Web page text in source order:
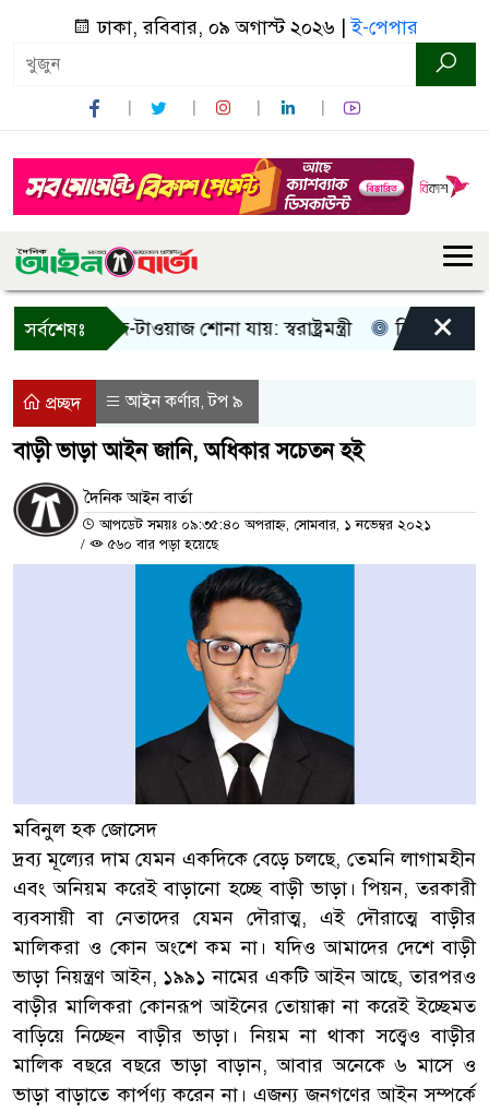
ঢাকা, রবিবার, ০৯ অগাস্ট ২০২৬ |ই-পেপার
সর্বশেষঃ
আওয়াজ-টাওয়াজ শোনা যায়: স্বরাষ্ট্রমন্ত্রী তিন দিনের
×
প্রচ্ছদ আইন কর্ণার,টপ ৯
বাড়ী ভাড়া আইন জানি, অধিকার সচেতন হই
দৈনিক আইন বার্তা
আপডেট সময়ঃ ০৯:৩৫:৪০ অপরাহ্ন, সোমবার, ১ নভেম্বর ২০২১
/
৫৬০ বার পড়া হয়েছে
মবিনুল হক জোসেদ
দ্রব্য মূল্যের দাম যেমন একদিকে বেড়ে চলছে, তেমনি লাগামহীন
এবং অনিয়ম করেই বাড়ানো হচ্ছে বাড়ী ভাড়া। পিয়ন, তরকারী
ব্যবসায়ী বা নেতাদের যেমন দৌরাত্ম, এই দৌরাত্মে বাড়ীর
মালিকরা ও কোন অংশে কম না। যদিও আমাদের দেশে বাড়ী
ভাড়া নিয়ন্ত্রণ আইন, ১৯৯১ নামের একটি আইন আছে, তারপরও
বাড়ীর মালিকরা কোনরূপ আইনের তোয়াক্কা না করেই ইচ্ছেমত
বাড়িয়ে নিচ্ছেন বাড়ীর ভাড়া। নিয়ম না থাকা সত্ত্বেও বাড়ীর
মালিক বছরে বছরে ভাড়া বাড়ান, আবার অনেকে ৬ মাসে ও
ভাড়া বাড়াতে কার্পণ্য করেন না। এজন্য জনগণের আইন সম্পর্কে